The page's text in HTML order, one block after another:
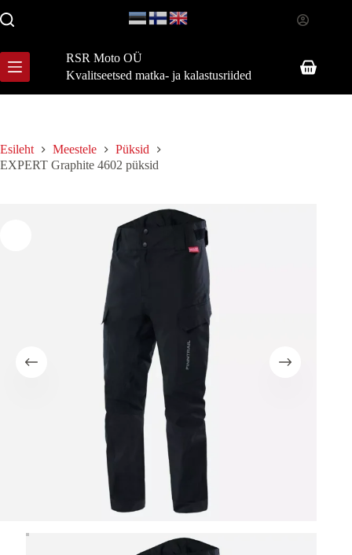
to
RSR Moto OÜ
Kvalitseetsed matka- ja kalastusriided
Shopping
Esileht Meestele
Püksid
EXPERT Graphite 4602 püksid